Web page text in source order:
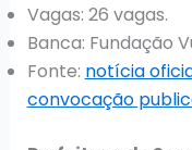
Vagas: 26 vagas.
Banca: Fundação
Fonte: notícia
convocação